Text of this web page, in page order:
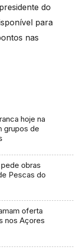
do
para
nas
hoje na
grupos de
obras
Pescas do
oferta
nos Açores